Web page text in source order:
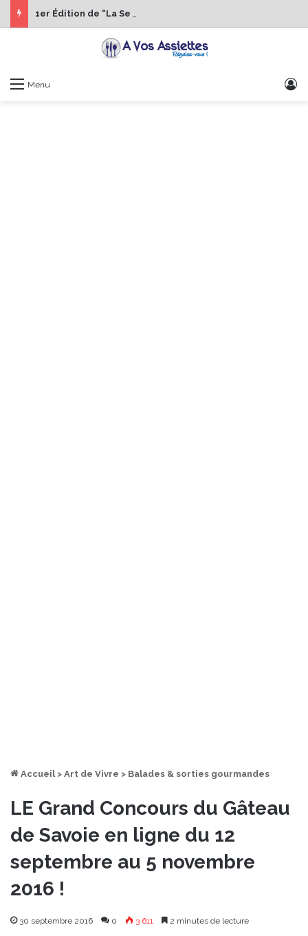
Menu
Accueil > Art de Vivre > Balades & sorties gourmandes
LE Grand Concours du Gâteau
de Savoie en ligne du 12
septembre au 5 novembre
2016 !
30 septembre 2016 0 3 611 2 minutes de lecture